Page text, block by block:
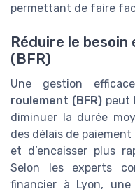
permettant de faire
Réduire le
(BFR)
Une gestion
roulement (BFR) peut
diminuer la durée
des délais de
et d’encaisser plus
Selon les experts
financier à Lyon,